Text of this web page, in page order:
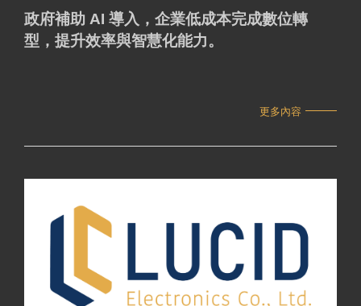
政府補助 AI 導入，企業低成本完成數位轉
型，提升效率與智慧化能力。
更多內容